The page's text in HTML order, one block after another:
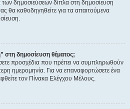
των δημοσιεύσεων δίπλα στη δημοσίευση
θα καθοδηγηθείτε για τα απαιτούμενα
στη δημοσίευση θέματος;
προσχέδια που πρέπει να συμπληρωθούν
ημερομηνία. Για να επαναφορτώσετε ένα
τον Πίνακα Ελέγχου Μέλους.